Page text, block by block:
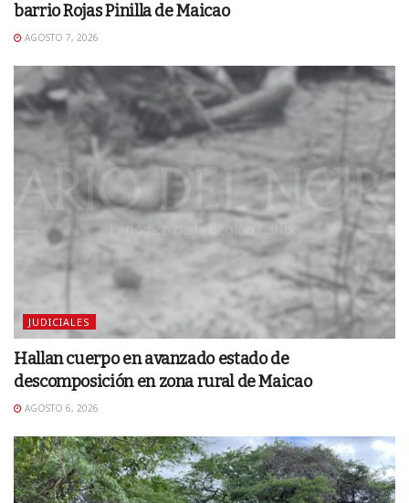
barrio Rojas Pinilla de Maicao
AGOSTO 7, 2026
JUDICIALES
Hallan cuerpo en avanzado estado de
descomposición en zona rural de Maicao
AGOSTO 6, 2026